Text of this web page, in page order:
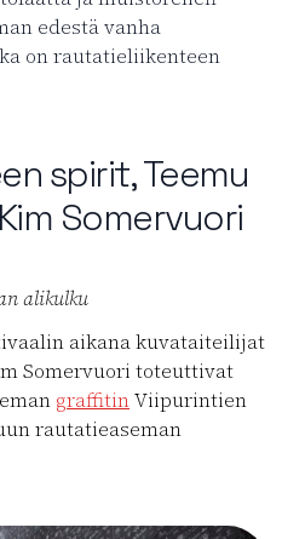
edestä vanha
on rautatieliikenteen
spirit, Teemu
Somervuori
alikulku
aikana kuvataiteilijat
Somervuori toteuttivat
graffitinViipurintien
rautatieaseman